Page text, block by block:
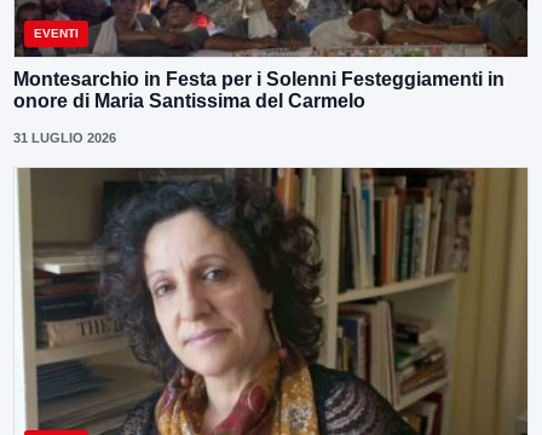
EVENTI
Montesarchio in Festa per i Solenni Festeggiamenti in
onore di Maria Santissima del Carmelo
31 LUGLIO 2026